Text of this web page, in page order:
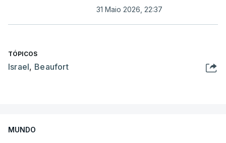
31 Maio 2026, 22:37
TÓPICOS
Israel, Beaufort
MUNDO